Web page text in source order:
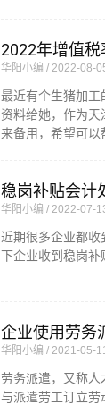
2022年增值税
华阳小编 2022-08-
最近有个生猪加工
资料给她，作为天
来备用，希望可以
稳岗补贴会计
华阳小编 2022-07-
近期很多企业都收
下企业收到稳岗补
企业使用劳务
华阳小编 2021-05-
劳务派遣，又称
与派遣劳工订立劳